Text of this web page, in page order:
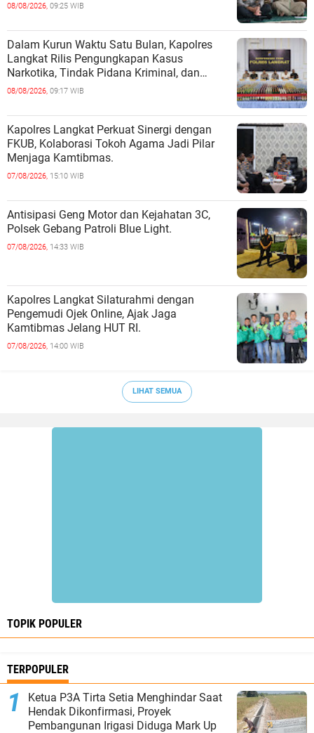
08/08/2026, 09:25 WIB
Dalam Kurun Waktu Satu Bulan, Kapolres
Langkat Rilis Pengungkapan Kasus
Narkotika, Tindak Pidana Kriminal, dan
Kekerasan Seksual terhadap Anak.
08/08/2026, 09:17 WIB
Kapolres Langkat Perkuat Sinergi dengan
FKUB, Kolaborasi Tokoh Agama Jadi Pilar
Menjaga Kamtibmas.
07/08/2026, 15:10 WIB
Antisipasi Geng Motor dan Kejahatan 3C,
Polsek Gebang Patroli Blue Light.
07/08/2026, 14:33 WIB
Kapolres Langkat Silaturahmi dengan
Pengemudi Ojek Online, Ajak Jaga
Kamtibmas Jelang HUT RI.
07/08/2026, 14:00 WIB
LIHAT SEMUA
TOPIK POPULER
TERPOPULER
Ketua P3A Tirta Setia Menghindar Saat
Hendak Dikonfirmasi, Proyek
Pembangunan Irigasi Diduga Mark Up